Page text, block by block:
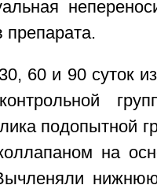
препарата.
60 и 90 суток
подопытной
на